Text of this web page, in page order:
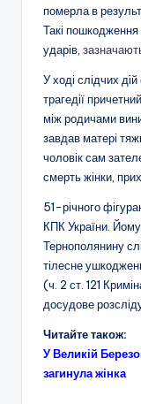
померла в
Такі
ударів,
У ході слідчих дій
трагедії
між родичами
завдав матері
чоловік сам
смерть жінки,
51-річного
КПК України.
Тернополянину
тілесне
(ч. 2 ст. 121
досудове
Читайте також:
У Великій
загинула жінка